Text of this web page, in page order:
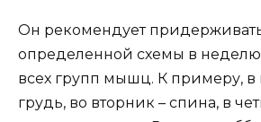
Он рекомендует
определенной схемы в
всех групп мышц. К примеру, в
грудь, во вторник – спина, в